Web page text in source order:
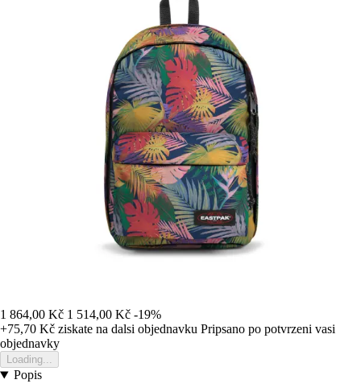
1 864,00 Kč 1 514,00 Kč -19%
+75,70 Kč ziskate na dalsi objednavku Pripsano po potvrzeni vasi
objednavky
Loading...
Popis